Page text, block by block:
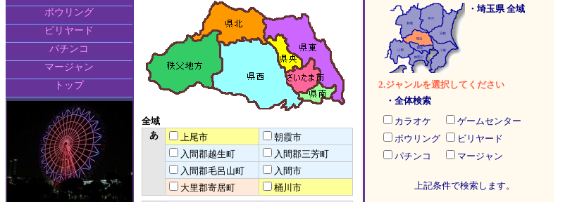
ボウリング
ビリヤード
パチンコ
マージャン
トップ
全域
あ
上尾市
朝霞市
入間郡越生町
入間郡三芳町
入間郡毛呂山町
入間市
大里郡寄居町
桶川市
・埼玉県 全域
2.ジャンルを選択してください
・全体検索
カラオケ
ゲームセンター
ボウリング
ビリヤード
パチンコ
マージャン
上記条件で検索します。